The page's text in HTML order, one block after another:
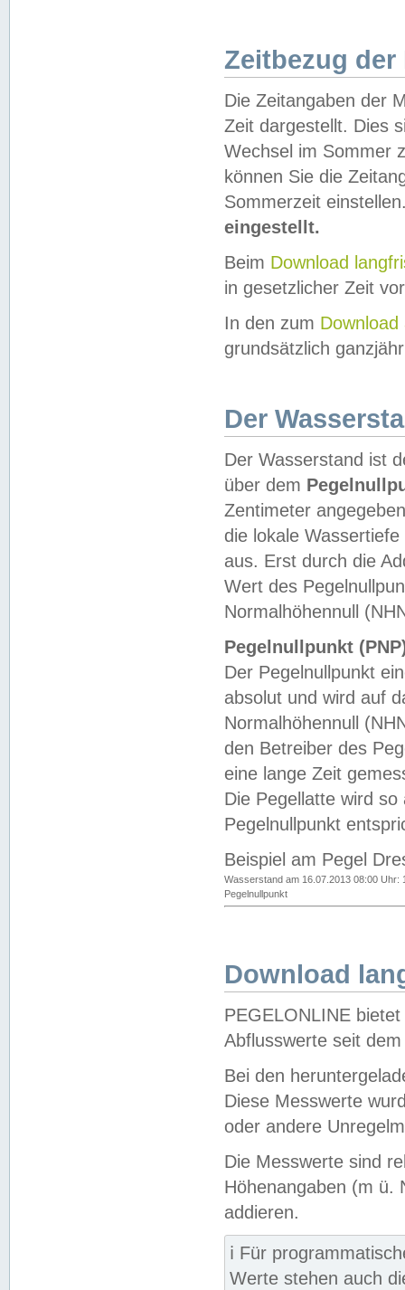
Zeitbezug der
Die Zeitangaben der
Zeit dargestellt. Dies
Wechsel im Sommer
können Sie die
Sommerzeit
eingestellt.
Beim Download
in gesetzlicher Zeit
In den zum Download
grundsätzlich
Der
Der Wasserstand ist
über dem
Zentimeter
die lokale
aus. Erst durch die
Wert des
Normalhöhennull
Pegelnullpunkt
Der Pegelnullpunkt
absolut und wird auf
Normalhöhennull
den Betreiber des
eine lange Zeit
Die Pegellatte wird
Pegelnullpunkt
Beispiel am Pegel
Wasserstand am 16.07.2013 08:00 Uhr:
Pegelnullpunkt
Download
PEGELONLINE
Abflusswerte seit
Bei den
Diese Messwerte
oder andere
Die Messwerte sind
Höhenangaben (m ü.
addieren.
ℹ️ Für
Werte stehen auch